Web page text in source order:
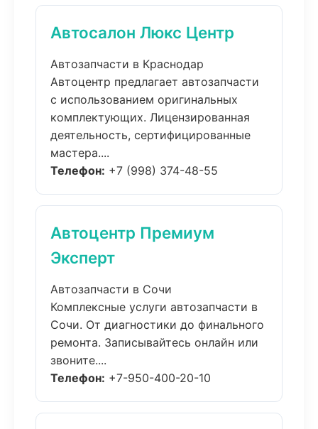
Автосалон Люкс Центр
Автозапчасти в Краснодар
Автоцентр предлагает автозапчасти
с использованием оригинальных
комплектующих. Лицензированная
деятельность, сертифицированные
мастера....
Телефон: +7 (998) 374-48-55
Автоцентр Премиум
Эксперт
Автозапчасти в Сочи
Комплексные услуги автозапчасти в
Сочи. От диагностики до финального
ремонта. Записывайтесь онлайн или
звоните....
Телефон: +7-950-400-20-10